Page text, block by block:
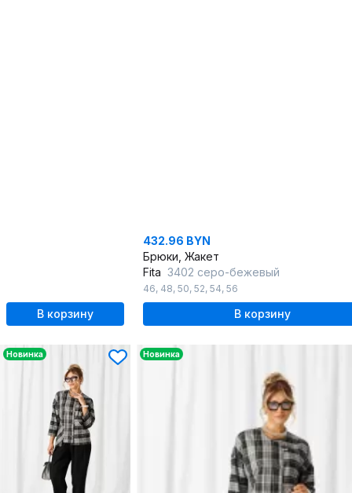
В корзину
432.96 BYN
Брюки, Жакет
Fita 3402 серо-бежевый
46, 48, 50, 52, 54, 56
В корзину
Новинка Новинка